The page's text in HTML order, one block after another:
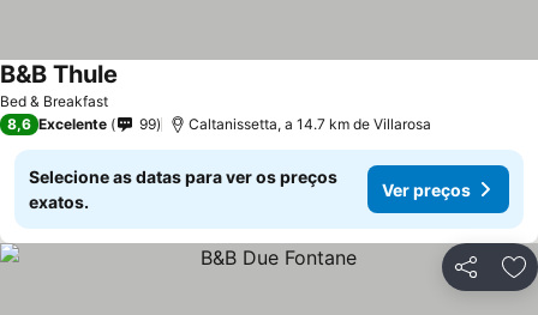
Bed & Breakfast
B&B Thule
8,6 Excelente 99 Caltanissetta, a 14.7 km de Villarosa
Selecione as datas para ver os preços
exatos.
Ver preços
Partilhar